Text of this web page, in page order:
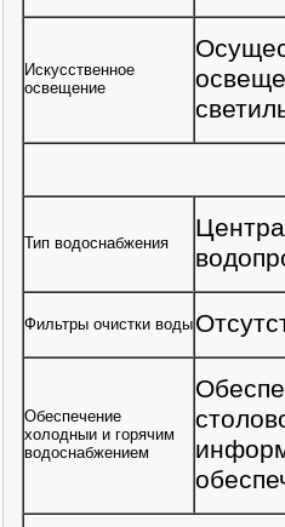
Искусственное
освещение
Тип водоснабжения
Фильтры очистки воды
Обеспечение
холодныи и горячим
водоснабжением